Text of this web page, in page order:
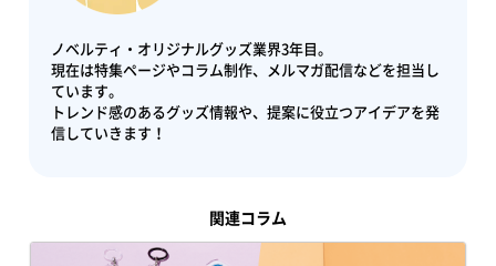
ノベルティ・オリジナルグッズ業界3年目。
現在は特集ページやコラム制作、メルマガ配信などを担当し
ています。
トレンド感のあるグッズ情報や、提案に役立つアイデアを発
信していきます！
関連コラム